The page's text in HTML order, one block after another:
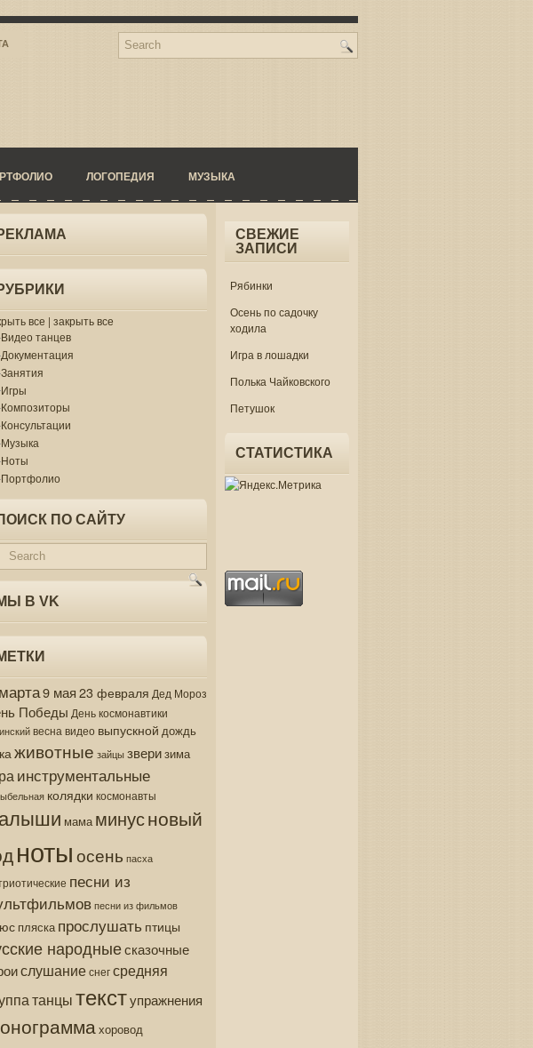
ЛОГОПЕДИЯ МУЗЫКА
все | закрыть все
Видео танцев
Документация
Занятия
Игры
Композиторы
Консультации
Музыка
Ноты
Портфолио
ПО САЙТУ
В VK
9 мая 23 февраля Дед Мороз
Победы День космонавтики
весна видео выпускной дождь
животные зайцы зверизима
инструментальные
колядки космонавты
мама минусновый
нотыосень пасха
песни из
песни из фильмов
пляска прослушать птицы
народныесказочные
слушаниеснегсредняя
танцытекступражнения
хоровод
СВЕЖИЕ
ЗАПИСИ
Рябинки
Осень по садочку
ходила
Игра в лошадки
Полька Чайковского
Петушок
СТАТИСТИКА